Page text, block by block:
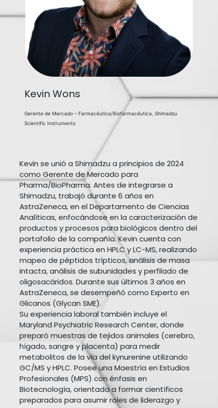
Kevin Wons
Gerente de Mercado – Farmacéutica/Biofarmacéutica, Shimadzu
Scientific Instruments
Kevin se unió a Shimadzu a principios de 2024
como Gerente de Mercado para
Pharma/BioPharma. Antes de integrarse a
Shimadzu, trabajó durante 6 años en
AstraZeneca, en el Departamento de Ciencias
Analíticas, enfocándose en la caracterización de
productos y procesos para biológicos dentro del
portafolio de la compañía. Kevin cuenta con
experiencia práctica en HPLC y LC-MS, realizando
mapeo de péptidos trípticos, análisis de masa
intacta, análisis de subunidades y perfilado de
oligosacáridos. Durante sus últimos 3 años en
AstraZeneca, se desempeñó como Experto en
Glicanos (Glycan SME).
Su experiencia laboral también incluye el
Maryland Psychiatric Research Center, donde
preparó muestras de tejidos animales (cerebro,
hígado, sangre y placenta) para medir
metabolitos de la vía del kynurenine utilizando
GC/MS y HPLC. Posee una Maestría en Estudios
Profesionales (MPS) con énfasis en
Biotecnología, orientada a formar científicos
preparados para asumir roles de liderazgo y